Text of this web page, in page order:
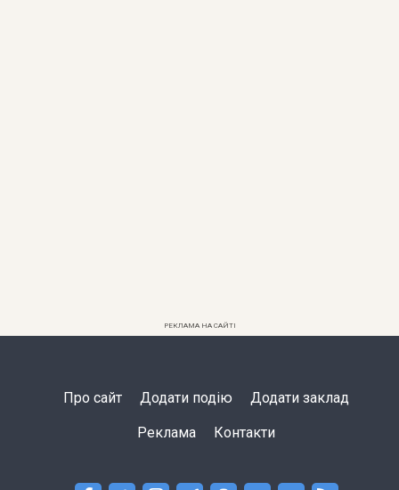
РЕКЛАМА НА САЙТІ
Про сайт Додати подію Додати заклад
Реклама Контакти